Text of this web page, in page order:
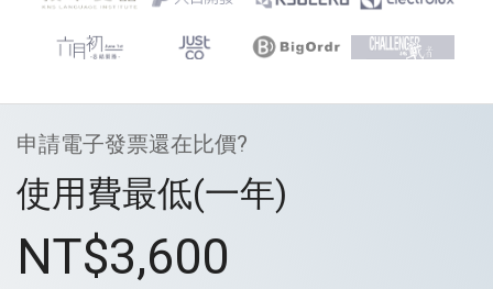
申請電子發票還在比價?
使用費最低(一年)
NT$3,600